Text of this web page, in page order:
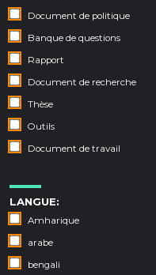
Document de politique
Banque de questions
Rapport
Document de recherche
Thèse
Outils
Document de travail
LANGUE:
Amharique
arabe
bengali